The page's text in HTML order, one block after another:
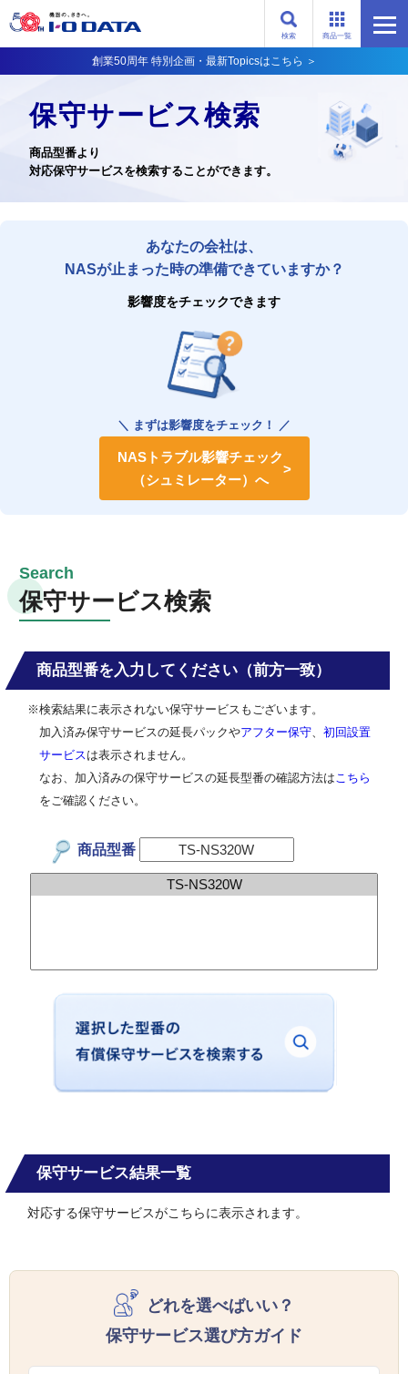
商品一覧
検索
創業50周年 特別企画・最新Topicsはこちら ＞
保守サービス検索
商品型番より
対応保守サービスを検索することができます。
あなたの会社は、
NASが止まった時の準備できていますか？
影響度をチェックできます
＼ まずは影響度をチェック！ ／
NASトラブル影響チェック
（シュミレーター）へ
保守サービス検索
商品型番を入力してください（前方一致）
※検索結果に表示されない保守サービスもございます。
加入済み保守サービスの延長パックやアフター保守
初回設置
サービス は表示されません。
なお、加入済みの保守サービスの延長型番の確認方法は こちら
をご確認ください。
商品型番
保守サービス結果一覧
対応する保守サービスがこちらに表示されます。
どれを選べばいい？
保守サービス選び方ガイド